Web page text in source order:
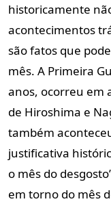
historicamente
acontecimentos
são fatos que
mês. A Primeira
anos, ocorreu em
de Hiroshima e
também
justificativa
o mês do
em torno do mês